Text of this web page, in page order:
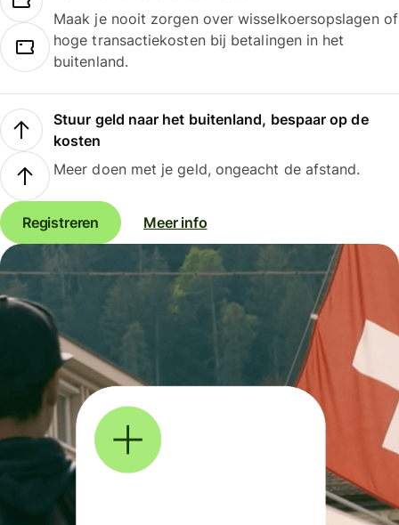
Maak je nooit zorgen over wisselkoersopslagen of
hoge transactiekosten bij betalingen in het
buitenland.
Stuur geld naar het buitenland, bespaar op de
kosten
Meer doen met je geld, ongeacht de afstand.
Registreren Meer info